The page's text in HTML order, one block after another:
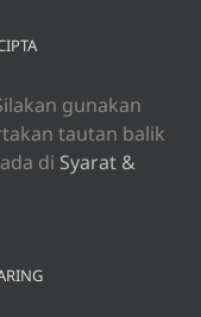
gunakan
tautan balik
di Syarat &